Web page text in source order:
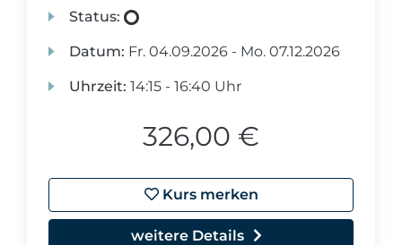
Status:
Datum: Fr. 04.09.2026 - Mo. 07.12.2026
Uhrzeit: 14:15 - 16:40 Uhr
326,00 €
Kurs merken
weitere Details